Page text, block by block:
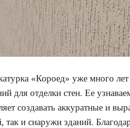
«Короед» уже много
для отделки стен. Ее
создавать аккуратные и
и снаружи зданий.